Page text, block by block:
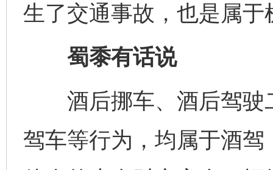
生了交通事故，也是属
蜀黍有话说
酒后挪车、酒后驾驶
驾车等行为，均属于酒